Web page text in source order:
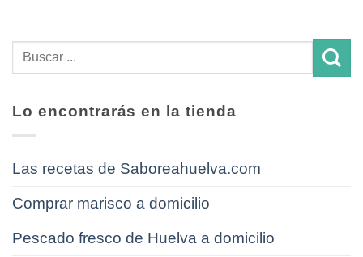
Lo encontrarás en la tienda
Las recetas de Saboreahuelva.com
Comprar marisco a domicilio
Pescado fresco de Huelva a domicilio